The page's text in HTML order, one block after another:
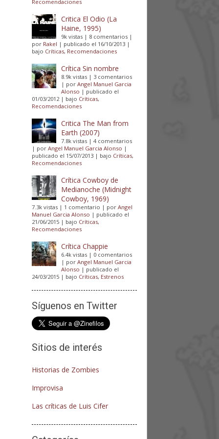
Recomendaciones
Critica El Odio (La
Haine, 1995)
9k vistas | 8 comentarios |
por Rakel | publicado el 16/10/2013 |
bajo Críticas, Recomendaciones
Crítica Sin nombre
8.9k vistas | 3 comentarios
| porAngel Manuel Garcia
Alonso | publicado el
01/03/2012| bajo Críticas,
Recomendaciones
Critica The Man from
Earth (2007)
7.8k vistas |4 comentarios
| porAngel Manuel Garcia Alonso |
publicado el 15/07/2013 | bajo Críticas,
Recomendaciones
Crítica Cowboy de
Medianoche (Midnight
Cowboy, 1969)
7.3k vistas | 1 comentario | porAngel
Manuel Garcia Alonso | publicado el
21/06/2015 | bajo Críticas,
Recomendaciones
Crítica Chappie
6.4k vistas | 0 comentarios
| porAngel Manuel Garcia
Alonso | publicado el
24/03/2015 | bajo Críticas, Estrenos
Síguenos en Twitter
Sitios de interés
Historias de Zombies
Improvisa
Las críticas de Luis Cifer